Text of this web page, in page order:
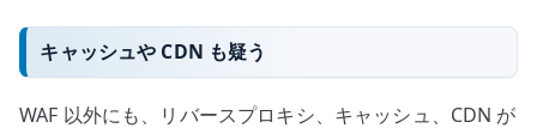
キャッシュや CDN も疑う
WAF 以外にも、リバースプロキシ、キャッシュ、CDN が